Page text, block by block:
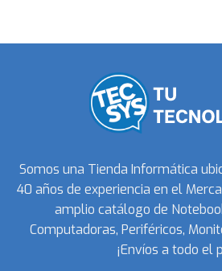
Somos una Tienda Informática
40 años de experiencia en el
amplio catálogo de
Computadoras, Periféricos,
¡Envíos a todo el